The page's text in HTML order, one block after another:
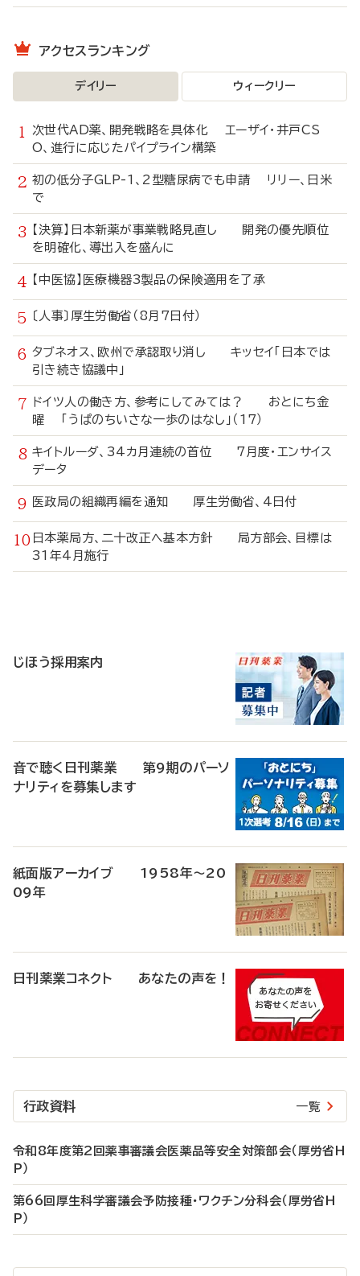
アクセスランキング
デイリー ウィークリー
次世代AD薬、開発戦略を具体化 エーザイ・井戸CS
O、進行に応じたパイプライン構築
初の低分子GLP-1、2型糖尿病でも申請 リリー、日米
で
【決算】日本新薬が事業戦略見直し 開発の優先順位
を明確化、導出入を盛んに
【中医協】医療機器3製品の保険適用を了承
〔人事〕厚生労働省（8月7日付）
タブネオス、欧州で承認取り消し キッセイ「日本では
引き続き協議中」
ドイツ人の働き方、参考にしてみては？ おとにち金
曜 「うぱのちいさな一歩のはなし」（17）
キイトルーダ、34カ月連続の首位 7月度・エンサイス
データ
医政局の組織再編を通知 厚生労働省、4日付
日本薬局方、二十改正へ基本方針 局方部会、目標は
31年4月施行
じほう採用案内
音で聴く日刊薬業 第9期のパーソ
ナリティを募集します
紙面版アーカイブ 1958年～20
09年
日刊薬業コネクト あなたの声を！
行政資料 一覧
令和8年度第2回薬事審議会医薬品等安全対策部会（厚労省H
P）
第66回厚生科学審議会予防接種・ワクチン分科会（厚労省H
P）